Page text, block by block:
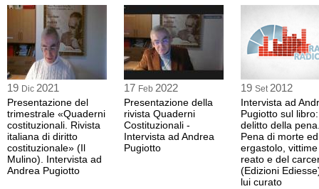
ELEZIONI ESTERI EUROPA FIRMA DIGITALE GIUSTIZIA
LEGALIZZAZIONE LEGGE MAGISTRATURA
PENA DI MORTE PERIODICI PLI POLITICA PRESIDENZA
RUSSIA STATO
19 Dic 2021
Presentazione del
trimestrale «Quaderni
costituzionali. Rivista
italiana di diritto
costituzionale» (Il
Mulino). Intervista ad
Andrea Pugiotto
17 Feb 2022
Presentazione della
rivista Quaderni
Costituzionali -
Intervista ad Andrea
Pugiotto
19 Set 2012
Intervista ad
Pugiotto sul
delitto della
Pena di morte ed
ergastolo,
reato e del
(Edizioni
lui curato